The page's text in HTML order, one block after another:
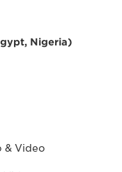
Nigeria)
& Video